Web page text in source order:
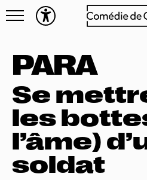
Navettes
Foire aux questions
L'équipe
Partenaires
Louer la Comédie
Technique
PARA
Se
les
l’âme)
soldat